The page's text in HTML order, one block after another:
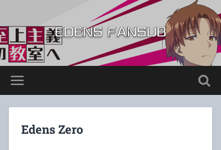
Edens Zero